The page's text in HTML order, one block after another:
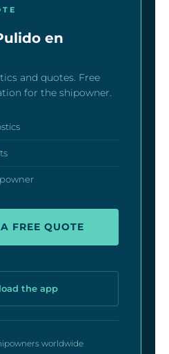
en
and quotes. Free
for the shipowner.
FREE QUOTE
the app
worldwide